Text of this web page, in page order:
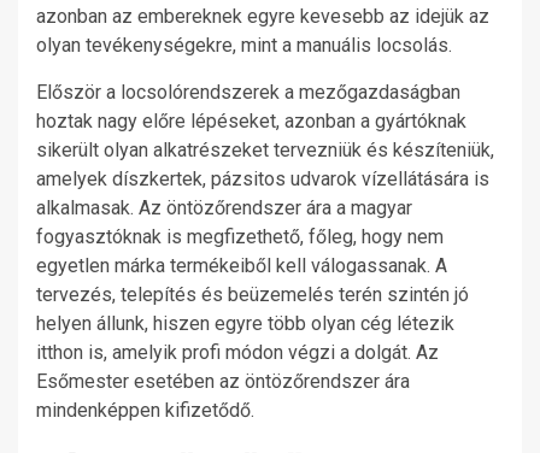
azonban az embereknek egyre kevesebb az idejük az
olyan tevékenységekre, mint a manuális locsolás.
Először a locsolórendszerek a mezőgazdaságban
hoztak nagy előre lépéseket, azonban a gyártóknak
sikerült olyan alkatrészeket tervezniük és készíteniük,
amelyek díszkertek, pázsitos udvarok vízellátására is
alkalmasak. Az öntözőrendszer ára a magyar
fogyasztóknak is megfizethető, főleg, hogy nem
egyetlen márka termékeiből kell válogassanak. A
tervezés, telepítés és beüzemelés terén szintén jó
helyen állunk, hiszen egyre több olyan cég létezik
itthon is, amelyik profi módon végzi a dolgát. Az
Esőmester esetében az öntözőrendszer ára
mindenképpen kifizetődő.